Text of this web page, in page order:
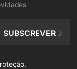
.
SUBSCREVER